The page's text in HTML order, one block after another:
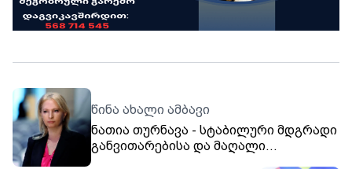
წინა ახალი ამბავი
ნათია თურნავა - სტაბილური მდგრადი
განვითარებისა და მაღალი